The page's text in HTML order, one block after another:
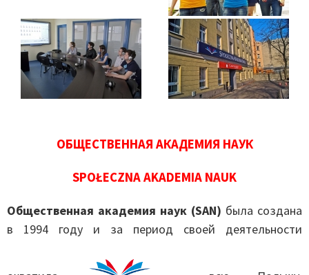
ОБЩЕСТВЕННАЯ АКАДЕМИЯ НАУК
SPOŁECZNA AKADEMIA NAUK
Общественная академия наук (SAN) была создана
в 1994 году и за период своей деятельности